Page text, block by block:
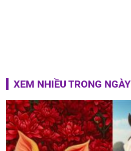
XEM NHIỀU TRONG NGÀY